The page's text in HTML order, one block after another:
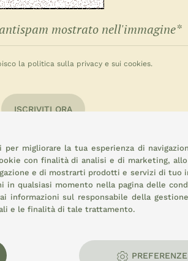
la politica sulla privacy e sui cookies.
ISCRIVITI ORA
migliorare la tua esperienza di
con finalità di analisi e di marketing,
e di mostrarti prodotti e servizi di tuo
in qualsiasi momento nella pagina delle
informazioni sul responsabile della
e le finalità di tale trattamento.
PREFERENZE